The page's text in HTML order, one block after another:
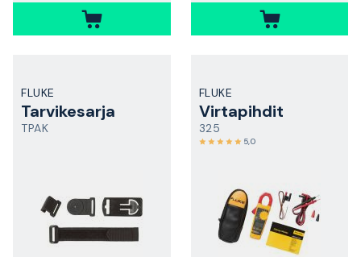
FLUKE
Tarvikesarja
TPAK
FLUKE
Virtapihdit
325
5,0